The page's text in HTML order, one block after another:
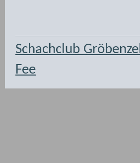
Schachclub
Fee